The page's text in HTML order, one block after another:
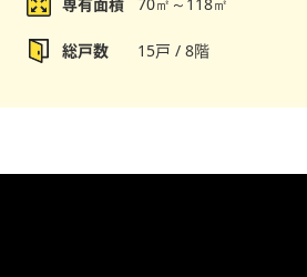
総戸数 15戸 / 8階